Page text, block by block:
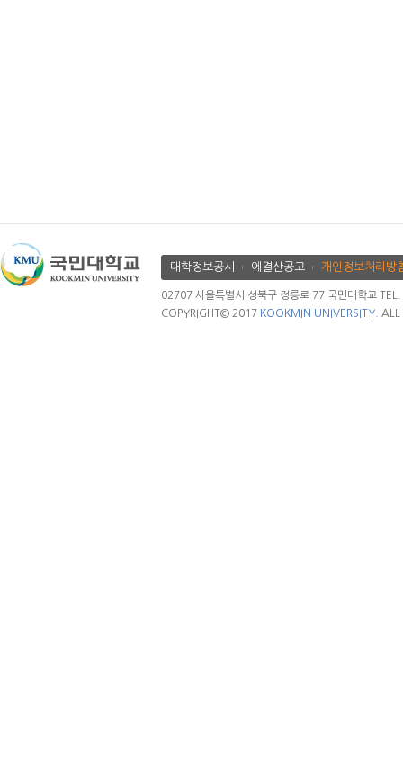
대학정보공시 에결산공고 개인정보처리방
02707 서울특별시 성북구 정릉로 77 국민대학교
COPYRIGHT© 2017 KOOKMIN UNIVERSITY. ALL